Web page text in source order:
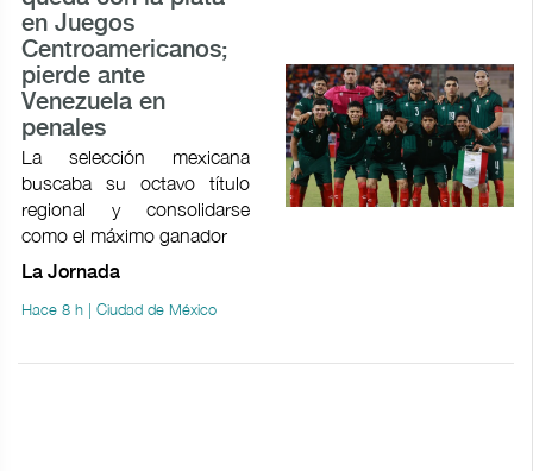
en Juegos
Centroamericanos;
pierde ante
Venezuela en
penales
La selección mexicana
buscaba su octavo título
regional y consolidarse
como el máximo ganador
La Jornada
Hace 8 h | Ciudad de México